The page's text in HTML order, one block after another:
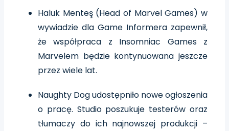
Haluk Menteş (Head of Marvel Games) w
wywiadzie dla Game Informera zapewnił,
że współpraca z Insomniac Games z
Marvelem będzie kontynuowana jeszcze
przez wiele lat.
Naughty Dog udostępniło nowe ogłoszenia
o pracę. Studio poszukuje testerów oraz
tłumaczy do ich najnowszej produkcji –